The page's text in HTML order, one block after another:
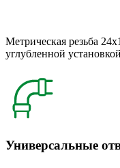
Метрическая резьба
углубленной
Универсальные